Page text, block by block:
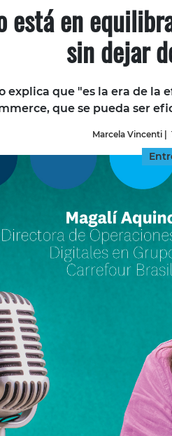
Almacenes e inventarios
Cadena de Suministro del Agro
Logística y distribución
Management
Tecnología
está en
sin dejar
explica que "es la era de la
que se pueda ser
Marcela Vincenti|